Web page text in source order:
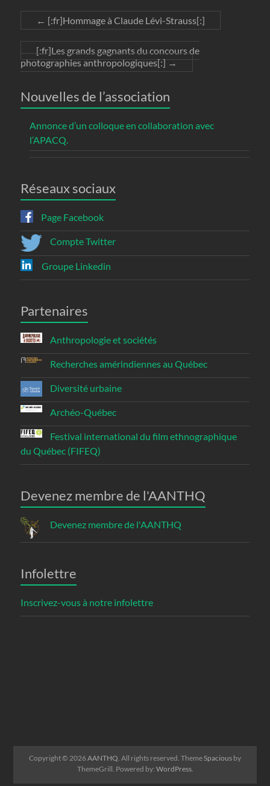
← [:fr]Hommage à Claude Lévi-Strauss[:]
[:fr]Les grands gagnants du concours de
photographies anthropologiques[:]→
Nouvelles de l’association
Annonce d’un colloque en collaboration avec
l’APACQ.
Réseaux sociaux
Page Facebook
Compte Twitter
Groupe Linkedin
Partenaires
Anthropologie et sociétés
Recherches amérindiennes au Québec
Diversité urbaine
Archéo-Québec
Festival international du film ethnographique
du Québec (FIFEQ)
Devenez membre de l'AANTHQ
Devenez membre de l'AANTHQ
Infolettre
Inscrivez-vous à notre infolettre
Copyright © 2026AANTHQ . All rights reserved. ThemeSpacious by
ThemeGrill. Powered by: WordPress.